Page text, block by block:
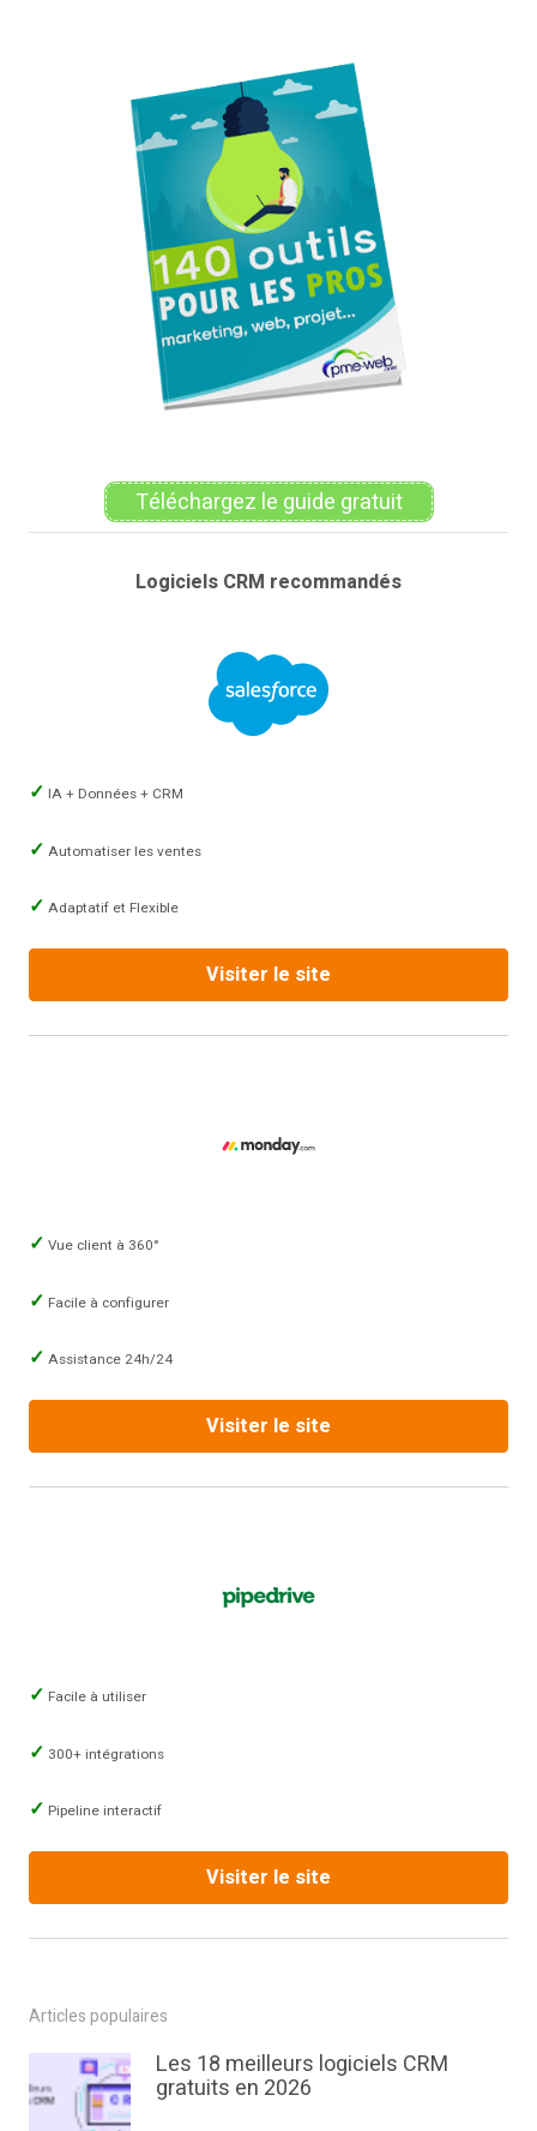
Téléchargez le guide gratuit
Logiciels CRM recommandés
IA + Données + CRM
Automatiser les ventes
Adaptatif et Flexible
Visiter le site
Vue client à 360°
Facile à configurer
Assistance 24h/24
Visiter le site
Facile à utiliser
300+ intégrations
Pipeline interactif
Visiter le site
Articles populaires
Les 18 meilleurs logiciels CRM
gratuits en 2026